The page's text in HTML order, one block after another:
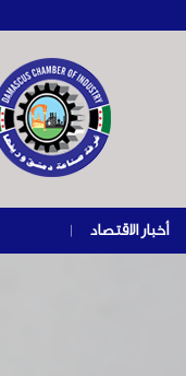
أخبار الاقتصاد |